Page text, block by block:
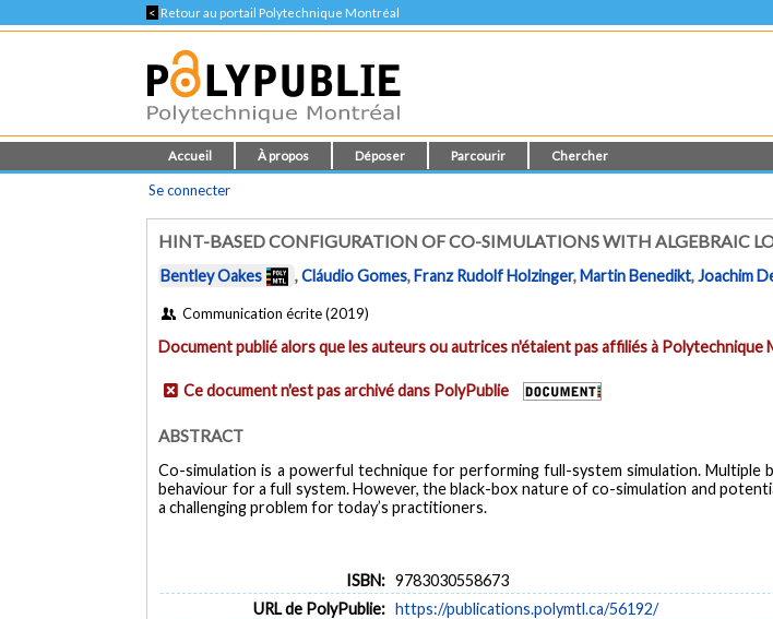
< Retour au portail Polytechnique Montréal
Accueil À propos Déposer Parcourir Chercher
Se connecter
HINT-BASED CONFIGURATION OF CO-SIMULATIONS WITH ALGEBRAIC
Bentley Oakes ,Cláudio Gomes,Franz Rudolf Holzinger,Martin Benedikt,Joachim
Communication écrite (2019)
Document publié alors que les auteurs ou autrices n'étaient pas affiliés à Polytechnique
Ce document n'est pas archivé dans PolyPublie
ABSTRACT
Co-simulation is a powerful technique for performing full-system simulation.
behaviour for a full system. However, the black-box nature of co-simulation and
a challenging problem for today’s practitioners.
ISBN: 9783030558673
URL de PolyPublie: https://publications.polymtl.ca/56192/